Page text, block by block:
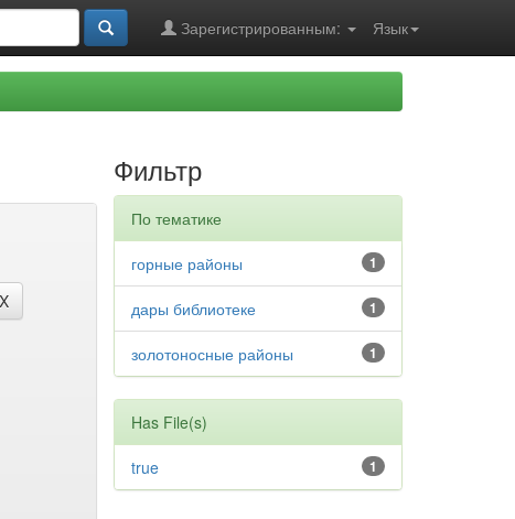
Язык
Зарегистрированным:
Фильтр
По тематике
1
горные районы
1
дары библиотеке
1
золотоносные районы
Has File(s)
1
true